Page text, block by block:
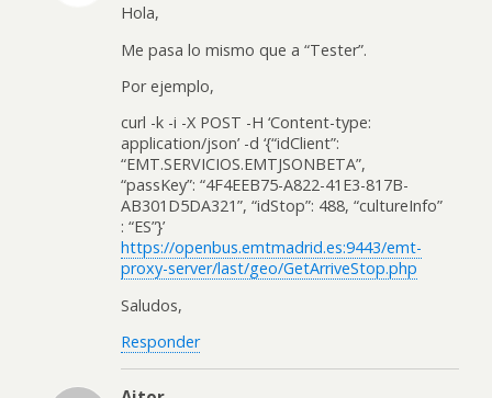
Hola,
Me pasa lo mismo que a “Tester”.
Por ejemplo,
curl -k -i -X POST -H ‘Content-type:
application/json’ -d ‘{“idClient”:
“EMT.SERVICIOS.EMTJSONBETA”,
“passKey”: “4F4EEB75-A822-41E3-817B-
AB301D5DA321”, “idStop”: 488, “cultureInfo”
: “ES”}’
https://openbus.emtmadrid.es:9443/emt-
proxy-server/last/geo/GetArriveStop.php
Saludos,
Responder